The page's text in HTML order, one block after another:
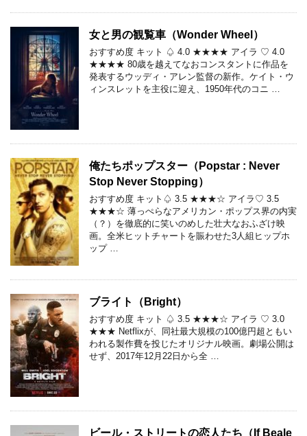
女と男の観覧車（Wonder Wheel）
おすすめ度 キット ♤ 4.0 ★★★★ アイラ ♡ 4.0
★★★★ 80歳を越えてなおコンスタントに作品を
発表するウッディ・アレン監督の新作。ケイト・ウ
ィンスレットを主役に迎え、1950年代のコニ …
俺たちポップスター（Popstar : Never
Stop Never Stopping）
おすすめ度 キット♤ 3.5 ★★★☆ アイラ♡ 3.5
★★★☆ 薄っぺらなアメリカン・ポップス界の内実
（？）を徹底的に笑いのめした壮大なおふざけ映
画。全米ヒットチャートを賑わせた3人組ヒップホ
ップ …
ブライト（Bright）
おすすめ度 キット ♤ 3.5 ★★★☆ アイラ ♡ 3.0
★★★ Netflixが、同社最大規模の100億円超ともい
われる製作費を投じたオリジナル映画。劇場公開は
せず、2017年12月22日から全 …
ビール・ストリートの恋人たち（If Beale